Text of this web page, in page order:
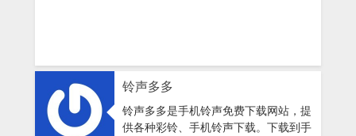
铃声多多
铃声多多是手机铃声免费下载网站，提
供各种彩铃、手机铃声下载。下载到手